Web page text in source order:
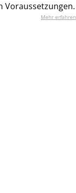
Voraussetzungen.
Mehr erfahren